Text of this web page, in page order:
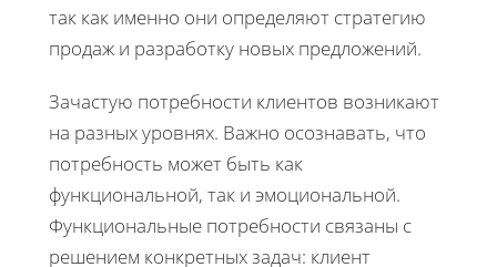
так как именно они определяют стратегию
продаж и разработку новых предложений.
Зачастую потребности клиентов возникают
на разных уровнях. Важно осознавать, что
потребность может быть как
функциональной, так и эмоциональной.
Функциональные потребности связаны с
решением конкретных задач: клиент